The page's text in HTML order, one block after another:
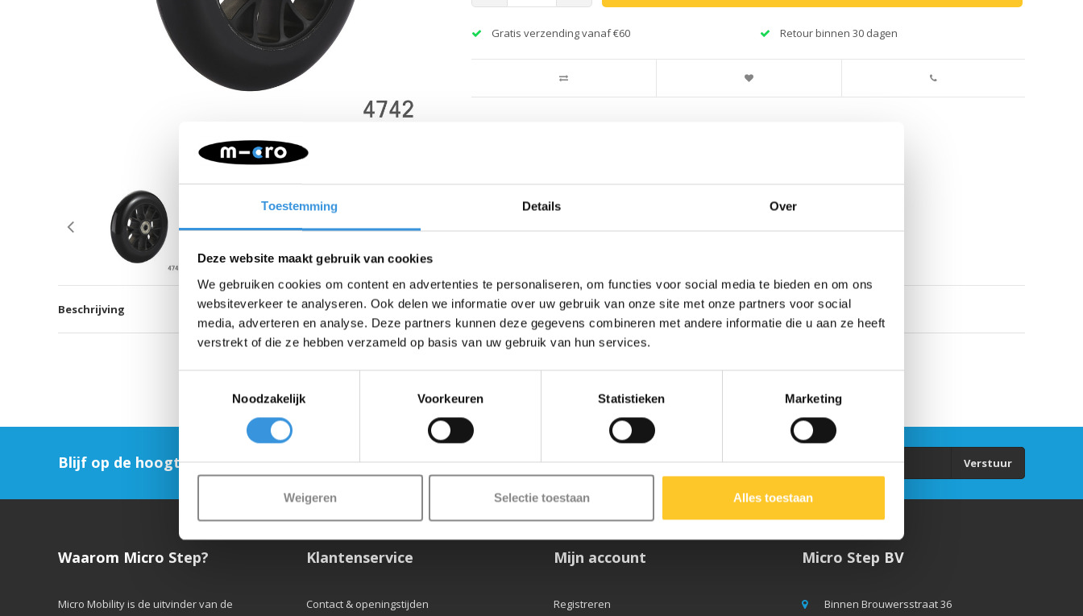
Toestemming Details Over
Deze website maakt gebruik van cookies
We gebruiken cookies om content en advertenties te personaliseren, om functies voor social media te bieden en om ons
websiteverkeer te analyseren. Ook delen we informatie over uw gebruik van onze site met onze partners voor social
media, adverteren en analyse. Deze partners kunnen deze gegevens combineren met andere informatie die u aan ze heeft
verstrekt of die ze hebben verzameld op basis van uw gebruik van hun services.
Noodzakelijk
Voorkeuren Statistieken Marketing
Weigeren Selectie toestaan Alles toestaan
Gratis verzending vanaf €60 Retour binnen 30 dagen
Beschrijving
Blijf op de hoogte en schrijf je in voor onze nieuwsbrief Verstuur
Waarom Micro Step?
Micro Mobility is de uitvinder van de
Klantenservice
Contact & openingstijden
Mijn account
Registreren
Micro Step BV
Binnen Brouwersstraat 36